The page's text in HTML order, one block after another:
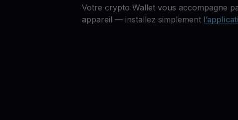
Votre crypto Wallet vous accompagne
appareil — installez simplement